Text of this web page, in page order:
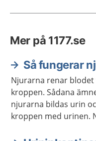
Mer på 1177.se
Så fungerar
Njurarna renar
kroppen. Sådana
njurarna bildas urin
kroppen med urinen.